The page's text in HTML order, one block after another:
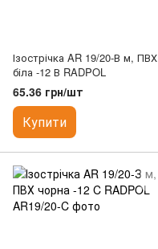
Ізострічка AR 19/20-В м, ПВХ
біла -12 В RADPOL
65.36 грн/шт
Купити